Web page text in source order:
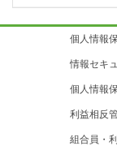
個人情報
情報セキ
個人情報
利益相反
組合員・